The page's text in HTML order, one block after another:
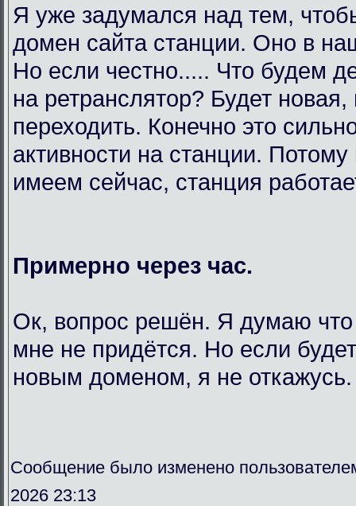
Я уже задумался над тем,
домен сайта станции. Оно в
Но если честно..... Что будем
на ретранслятор? Будет
переходить. Конечно это
активности на станции. Потому
имеем сейчас, станция
Примерно через час.
Ок, вопрос решён. Я думаю что
мне не придётся. Но если
новым доменом, я не откажусь.
Сообщение было изменено
2026 23:13